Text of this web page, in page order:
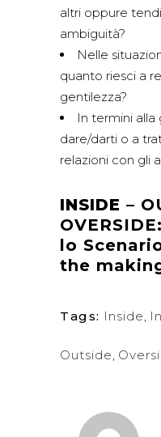
altri oppure
ambiguità?
Nelle
quanto riesci a
gentilezza?
In termini alla
dare/darti o a
relazioni con gli
INSIDE –
lo
the
Tags: Inside
Outside